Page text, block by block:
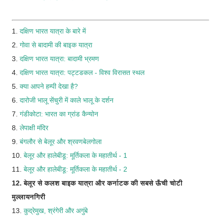
1. दक्षिण भारत यात्रा के बारे में
2. गोवा से बादामी की बाइक यात्रा
3. दक्षिण भारत यात्रा: बादामी भ्रमण
4. दक्षिण भारत यात्रा: पट्टडकल - विश्व विरासत स्थल
5. क्या आपने हम्पी देखा है?
6. दारोजी भालू सेंचुरी में काले भालू के दर्शन
7. गंडीकोटा: भारत का ग्रांड कैन्योन
8. लेपाक्षी मंदिर
9. बंगलौर से बेलूर और श्रवणबेलगोला
10. बेलूर और हालेबीडू: मूर्तिकला के महातीर्थ - 1
11. बेलूर और हालेबीडू: मूर्तिकला के महातीर्थ - 2
12. बेलूर से कलश बाइक यात्रा और कर्नाटक की सबसे ऊँची चोटी
मुल्लायनगिरी
13. कुद्रेमुख, श्रंगेरी और अगुंबे